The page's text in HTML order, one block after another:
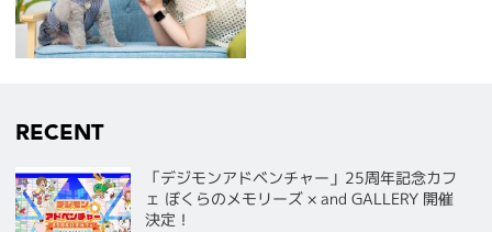
RECENT
「デジモンアドベンチャー」25周年記念カフ
ェ ぼくらのメモリーズ × and GALLERY 開催
決定！